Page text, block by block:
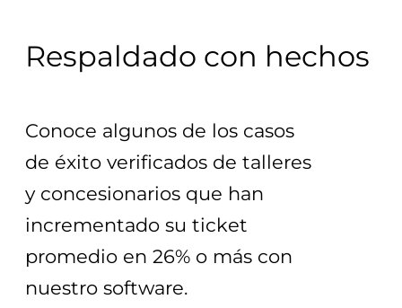
Respaldado con hechos
Conoce algunos de los casos
de éxito verificados de talleres
y concesionarios que han
incrementado su ticket
promedio en 26% o más con
nuestro software.